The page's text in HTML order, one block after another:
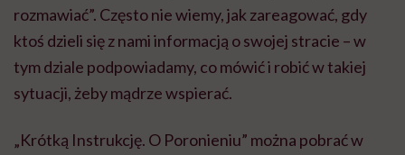
rozmawiać”. Często nie wiemy, jak zareagować, gdy
ktoś dzieli się z nami informacją o swojej stracie – w
tym dziale podpowiadamy, co mówić i robić w takiej
sytuacji, żeby mądrze wspierać.
„Krótką Instrukcję. O Poronieniu” można pobrać w